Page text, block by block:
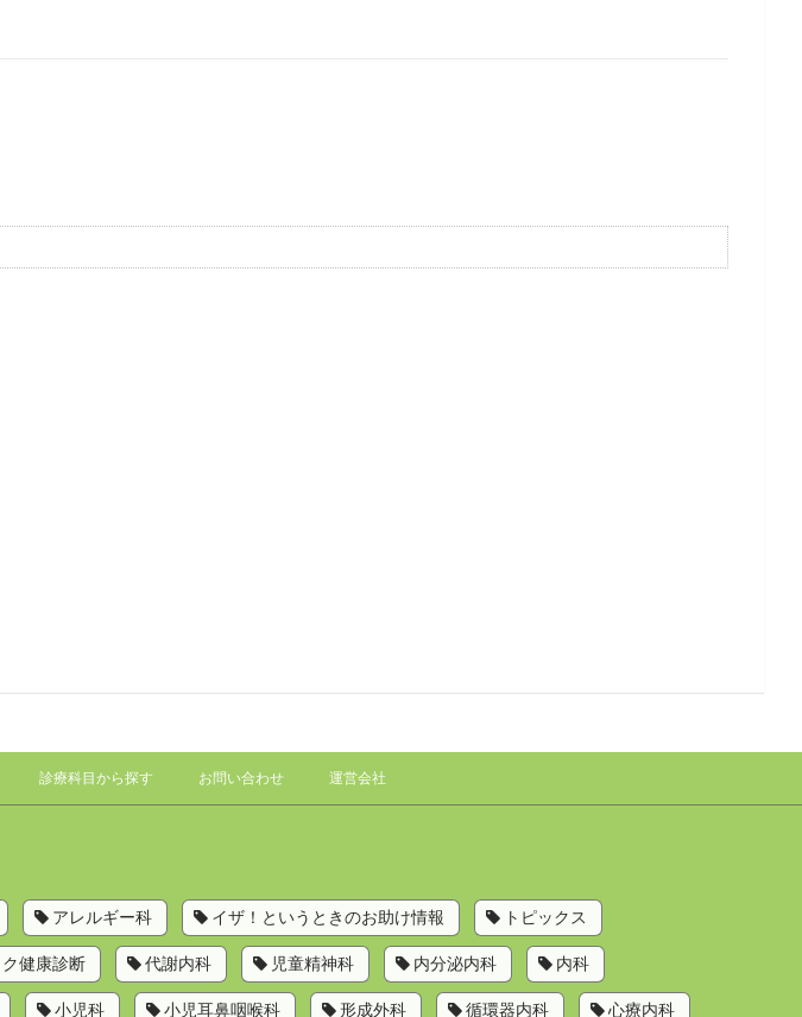
診療科目から探す お問い合わせ 運営会社
アレルギー科 イザ！というときのお助け情報 トピックス
ク健康診断 代謝内科 児童精神科 内分泌内科 内科
小児科 小児耳鼻咽喉科 形成外科 循環器内科 心療内科